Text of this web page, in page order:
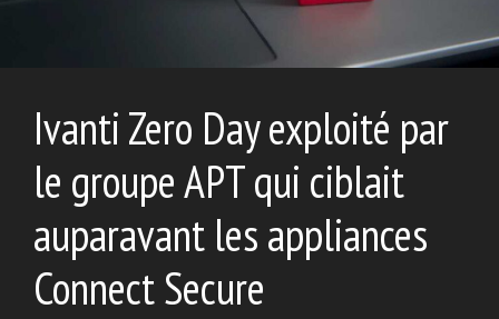
Ivanti Zero Day exploité par
le groupe APT qui ciblait
auparavant les appliances
Connect Secure